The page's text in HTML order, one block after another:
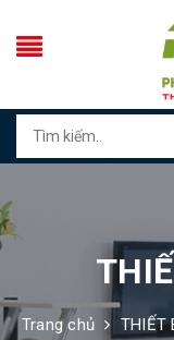
Trang chủ THIẾT